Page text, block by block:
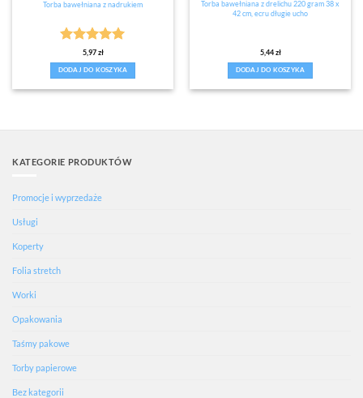
Torba bawełniana z nadrukiem
Oceniono
na 5
5,97zł
DODAJ DO KOSZYKA
Torba bawełniana z drelichu 220 gram 38 x
42 cm, ecru długie ucho
5,44zł
DODAJ DO KOSZYKA
KATEGORIE PRODUKTÓW
Promocje i wyprzedaże
Usługi
Koperty
Folia stretch
Worki
Opakowania
Taśmy pakowe
Torby papierowe
Bez kategorii